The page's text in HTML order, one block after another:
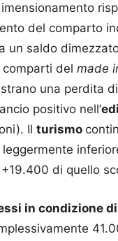
del comparto
un saldo
comparti del made
una perdita
positivo nell’
Il turismo
di quello
in condizione